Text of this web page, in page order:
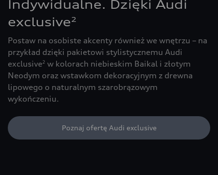
Indywidualne. Dzięki Audi
exclusive2
Postaw na osobiste akcenty również we wnętrzu – na
przykład dzięki pakietowi stylistycznemu Audi
exclusive2 w kolorach niebieskim Baikal i złotym
Neodym oraz wstawkom dekoracyjnym z drewna
lipowego o naturalnym szarobrązowym
wykończeniu.
Poznaj ofertę Audi exclusive